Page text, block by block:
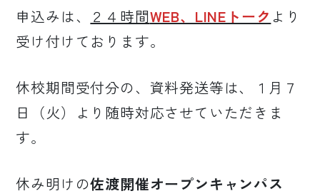
申込みは、
２４時間WEB、LINEトーク より
受け付けております。
休校期間受付分の、資料発送等は、１月７
日（火）より随時対応させていただきま
す。
休み明けの佐渡開催オープンキャンパス